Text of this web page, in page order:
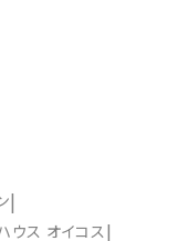
ウス オイコス